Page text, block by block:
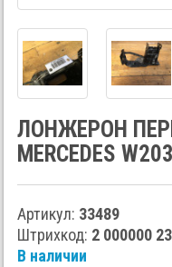
ЛОНЖЕРОН
MERCEDES W203
Артикул: 33489
Штрихкод: 2 000000
В наличии